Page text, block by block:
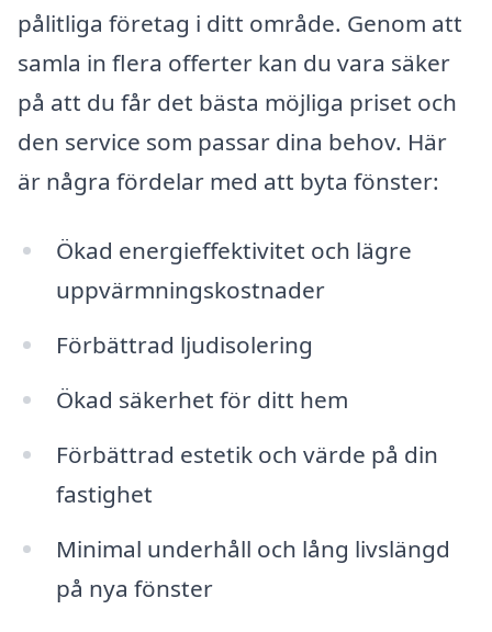
pålitliga företag i ditt område. Genom att
samla in flera offerter kan du vara säker
på att du får det bästa möjliga priset och
den service som passar dina behov. Här
är några fördelar med att byta fönster:
Ökad energieffektivitet och lägre
uppvärmningskostnader
Förbättrad ljudisolering
Ökad säkerhet för ditt hem
Förbättrad estetik och värde på din
fastighet
Minimal underhåll och lång livslängd
på nya fönster